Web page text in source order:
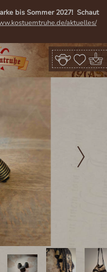
bis Sommer 2027! Schaut
aktuelles/